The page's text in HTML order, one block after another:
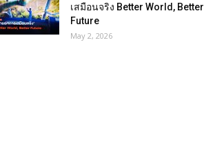
เสมือนจริง Better World, Better
Future
May 2, 2026